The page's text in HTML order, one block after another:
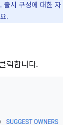
출시 구성에 대한 자
.
릭합니다.